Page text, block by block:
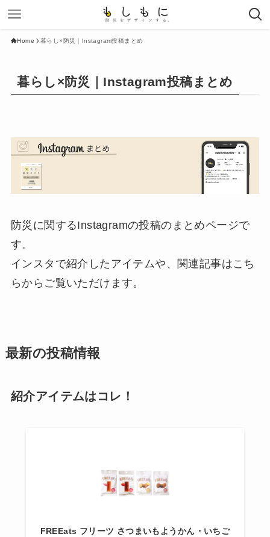
Home 暮らし×防災｜Instagram投稿まとめ
暮らし×防災｜Instagram投稿まとめ
防災に関するInstagramの投稿のまとめページで
す。
インスタで紹介したアイテムや、関連記事はこち
らからご覧いただけます。
最新の投稿情報
紹介アイテムはコレ！
FREEats フリーツ さつまいもようかん・いちご